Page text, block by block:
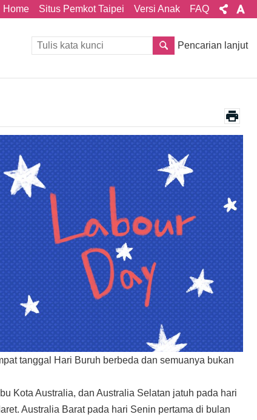
Home Situs Pemkot Taipei Versi Anak FAQ
Pencarian lanjut
tanggal Hari Buruh berbeda dan semuanya bukan
Kota Australia, dan Australia Selatan jatuh pada hari
Australia Barat pada hari Senin pertama di bulan